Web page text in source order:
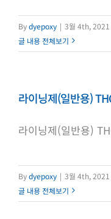
Bydyepoxy | 3월 4th, 2021
글 내용 전체보기
라이닝제(일반용)
라이닝제(일반용)
Bydyepoxy | 3월 4th, 2021
글 내용 전체보기